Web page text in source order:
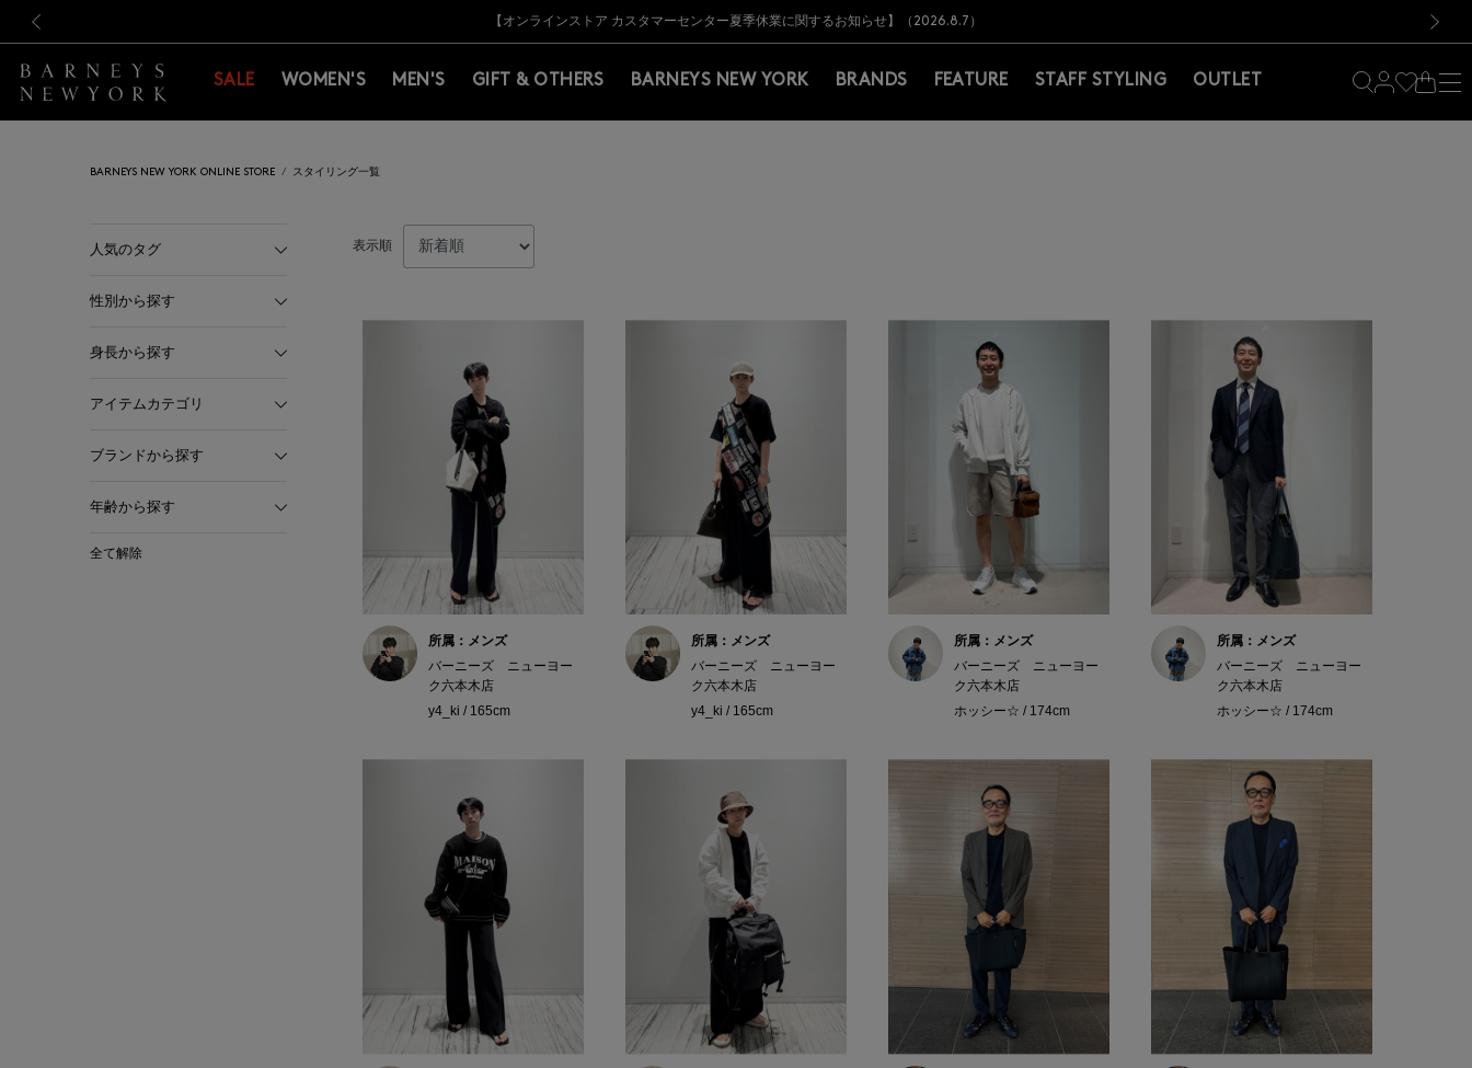
新規登録のお客様も対象！＜MY BARNEYS＞会員のお客様は11,000円（税込）以上のお買上げで常時送料無料！お買い物の際は会員登録を！
【夏季休業に伴う出荷一時停止のお知らせ】(2026.8.7)
【オンラインストア カスタマーセンター夏季休業に関するお知らせ】（2026.8.7）
【夏季休業に伴う返品・交換承り一時停止のお知らせ】（2026.8.5）
熊本県を中心とした地震の影響によるお荷物のお届けについて
【開催中】SUMMER SALEのご案内・ご注意事項
新規登録のお客様も対象！＜MY BARNEYS＞会員のお客様は11,000円（税込）以上のお買上げで常時送料無料！お買い物の際は会員登録を！
【夏季休業に伴う出荷一時停止のお知らせ】(2026.8.7)
SALE WOMEN'S MEN'S GIFT & OTHERS BARNEYS NEW YORK BRANDS FEATURE STAFF STYLING OUTLET
BARNEYS NEW YORK ONLINE STORE スタイリング一覧
人気のタグ
性別から探す
身長から探す
アイテムカテゴリ
ブランドから探す
年齢から探す
全て解除
表示順
所属：メンズ
バーニーズ ニューヨー
ク六本木店
y4_ki / 165cm
所属：メンズ
バーニーズ ニューヨー
ク六本木店
y4_ki / 165cm
所属：メンズ
バーニーズ ニューヨー
ク六本木店
ホッシー☆ / 174cm
所属：メンズ
バーニーズ ニューヨー
ク六本木店
ホッシー☆ / 174cm